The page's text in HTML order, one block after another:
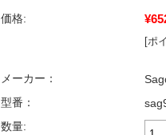
価格:
[ポ
メーカー：
型番：
数量: